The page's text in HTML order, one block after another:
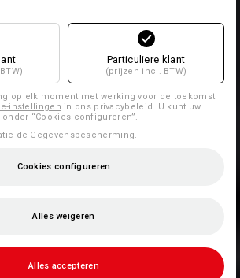
Particuliere klant
(prijzen incl. BTW)
op elk moment met werking voor de toekomst
instellingen in ons privacybeleid. U kunt uw
“Cookies configureren”.
de Gegevensbescherming.
Cookies configureren
Alles weigeren
Alles accepteren